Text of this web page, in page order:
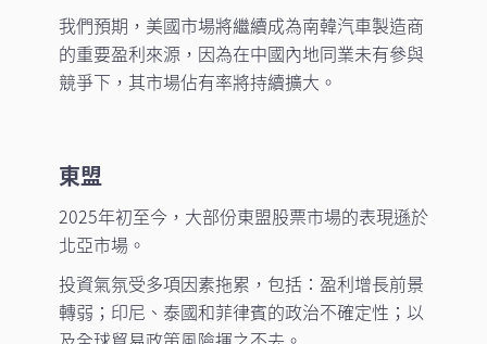
我們預期，美國市場將繼續成為南韓汽車製造商
的重要盈利來源，因為在中國內地同業未有參與
競爭下，其市場佔有率將持續擴大。
東盟
2025年初至今，大部份東盟股票市場的表現遜於
北亞市場。
投資氣氛受多項因素拖累，包括：盈利增長前景
轉弱；印尼、泰國和菲律賓的政治不確定性；以